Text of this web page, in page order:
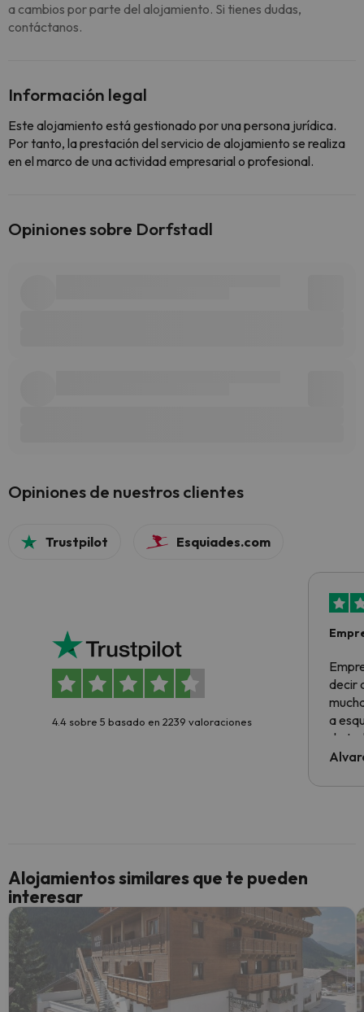
a cambios por parte del alojamiento. Si tienes dudas,
contáctanos.
Información legal
Este alojamiento está gestionado por una persona jurídica.
Por tanto, la prestación del servicio de alojamiento se realiza
en el marco de una actividad empresarial o profesional.
Opiniones sobre Dorfstadl
Opiniones de nuestros clientes
Trustpilot Esquiades.com
4.4 sobre 5 basado en 2239 valoraciones
decir
a
de
al
culpa
yo.
Alojamientos similares que te pueden
interesar